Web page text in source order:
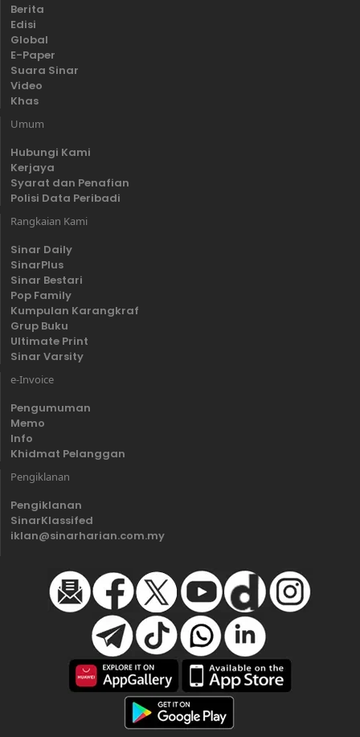
Berita
Edisi
Global
E-Paper
Suara Sinar
Video
Khas
Umum
Hubungi Kami
Kerjaya
Syarat dan Penafian
Polisi Data Peribadi
Rangkaian Kami
Sinar Daily
SinarPlus
Sinar Bestari
Pop Family
Kumpulan Karangkraf
Grup Buku
Ultimate Print
Sinar Varsity
e-Invoice
Pengumuman
Memo
Info
Khidmat Pelanggan
Pengiklanan
Pengiklanan
SinarKlassifed
iklan@sinarharian.com.my